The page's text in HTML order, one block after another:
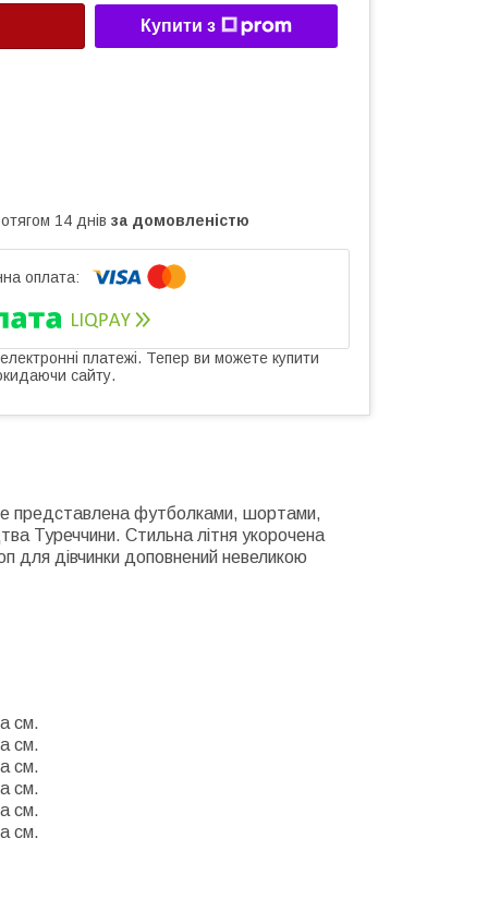
Купити з
14 днів за домовленістю
платежі. Тепер ви можете купити
сайту.
представлена футболками, шортами,
Туреччини. Стильна літня укорочена
для дівчинки доповнений невеликою
см.
см.
см.
см.
см.
см.